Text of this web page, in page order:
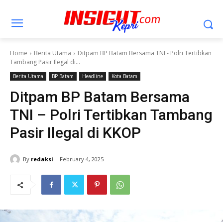
Home Berita Utama
Ditpam BP Batam Bersama TNI - Polri Tertibkan
Tambang Pasir Ilegal di...
Berita Utama BP Batam Headline Kota Batam
Ditpam BP Batam Bersama
TNI – Polri Tertibkan Tambang
Pasir Ilegal di KKOP
By redaksi February 4, 2025